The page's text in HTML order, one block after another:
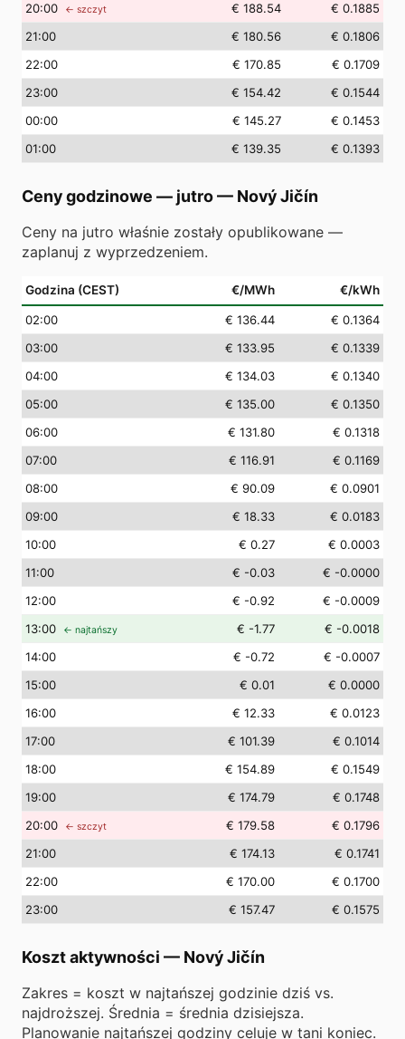
20:00 ← szczyt € 188.54
€ 0.1885
21:00 € 180.56
€ 0.1806
22:00 € 170.85
€ 0.1709
23:00 € 154.42
€ 0.1544
00:00 € 145.27
€ 0.1453
01:00 € 139.35 € 0.1393
Ceny godzinowe — jutro— Nový Jičín
Ceny na jutro właśnie zostały opublikowane —
zaplanuj z wyprzedzeniem.
Godzina (CEST) €/MWh €/kWh
02:00 € 136.44
€ 0.1364
03:00 € 133.95
€ 0.1339
04:00 € 134.03
€ 0.1340
05:00 € 135.00
€ 0.1350
06:00 € 131.80
€ 0.1318
07:00 € 116.91
€ 0.1169
08:00 € 90.09
€ 0.0901
09:00 € 18.33
€ 0.0183
10:00 € 0.27
€ 0.0003
11:00 € -0.03
€ -0.0000
12:00 € -0.92
€ -0.0009
13:00 ← najtańszy € -1.77
€ -0.0018
14:00 € -0.72
€ -0.0007
15:00 € 0.01
€ 0.0000
16:00 € 12.33
€ 0.0123
17:00 € 101.39
€ 0.1014
18:00 € 154.89
€ 0.1549
19:00 € 174.79
€ 0.1748
20:00 ← szczyt € 179.58
€ 0.1796
21:00 € 174.13
€ 0.1741
22:00 € 170.00
€ 0.1700
23:00 € 157.47 € 0.1575
Koszt aktywności — Nový Jičín
Zakres = koszt w najtańszej godzinie dziś vs.
najdroższej. Średnia = średnia dzisiejsza.
Planowanie najtańszej godziny celuje w tani koniec.